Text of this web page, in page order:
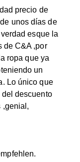
precio de
unos días de
esque la
de C&A ,por
ropa que ya
un
Lo único que
descuento
,genial,